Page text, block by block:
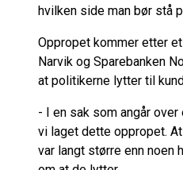
hvilken side man bør stå
Oppropet kommer etter
Narvik og Sparebanken
at politikerne lytter til
- I en sak som angår
vi laget dette oppropet.
var langt større enn noen